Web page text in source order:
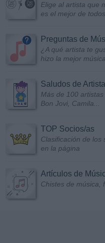
Elige al artista que
es el mejor de todos
Preguntas de
¿A qué artista te
hizo la mejor
Saludos de
Más de 100
Bon Jovi, Camila...
TOP Socios/as
Clasificación de los
en la página
Artículos de
Chistes de música,